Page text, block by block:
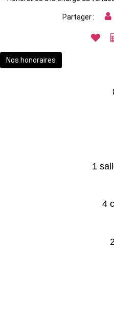
Partager :
Nos honoraires
1
4